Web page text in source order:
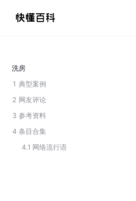
洗房
1 典型案例
2 网友评论
3 参考资料
4 条目合集
4.1 网络流行语